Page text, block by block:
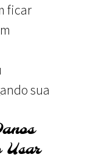
ficar
sua
Usar